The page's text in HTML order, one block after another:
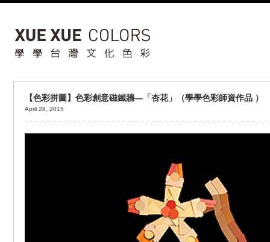
【色彩拼圖】色彩創意磁鐵牆—「杏花」（學學色彩師資作品 ）
April 28, 2015